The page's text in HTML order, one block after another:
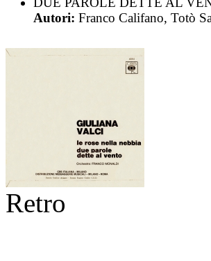
Autori: Franco Califano, Totò
Retro